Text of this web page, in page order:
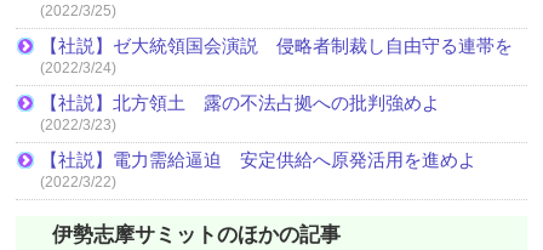
(2022/3/25)
【社説】ゼ大統領国会演説 侵略者制裁し自由守る連帯を
(2022/3/24)
【社説】北方領土 露の不法占拠への批判強めよ
(2022/3/23)
【社説】電力需給逼迫 安定供給へ原発活用を進めよ
(2022/3/22)
伊勢志摩サミットのほかの記事